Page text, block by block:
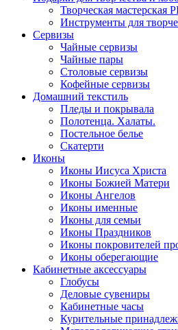
Творческая мастерская
Инструменты для
Cервизы
Чайные сервизы
Чайные пары
Столовые сервизы
Кофейные сервизы
Домашний текстиль
Пледы и покрывала
Полотенца. Халаты.
Постельное белье
Скатерти
Иконы
Иконы Иисуса Христа
Иконы Божией Матери
Иконы Ангелов
Иконы именные
Иконы для семьи
Иконы Праздников
Иконы покровителей
Иконы оберегающие
Кабинетные аксессуары
Глобусы
Деловые сувениры
Кабинетные часы
Курительные